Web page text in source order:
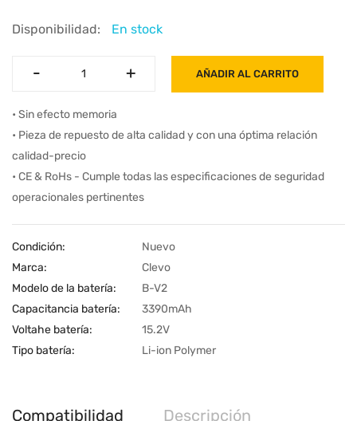
Disponibilidad: En stock
- +
- + AÑADIR AL CARRITO
• Sin efecto memoria
• Pieza de repuesto de alta calidad y con una óptima relación
calidad-precio
• CE & RoHs - Cumple todas las especificaciones de seguridad
operacionales pertinentes
Condición:
Nuevo
Marca:
Clevo
Modelo de la batería:
B-V2
Capacitancia batería:
3390mAh
Voltahe batería:
15.2V
Tipo batería:
Li-ion Polymer
Compatibilidad Descripción